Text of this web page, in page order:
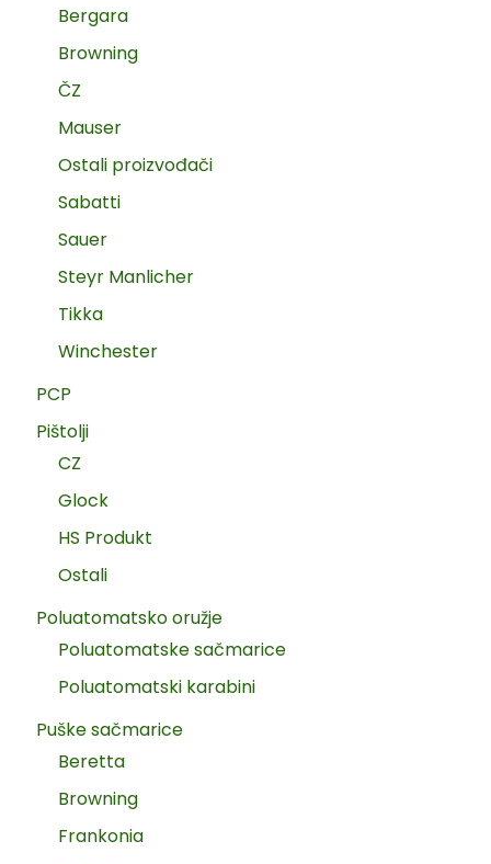
Bergara
Browning
ČZ
Mauser
Ostali proizvođači
Sabatti
Sauer
Steyr Manlicher
Tikka
Winchester
PCP
Pištolji
CZ
Glock
HS Produkt
Ostali
Poluatomatsko oružje
Poluatomatske sačmarice
Poluatomatski karabini
Puške sačmarice
Beretta
Browning
Frankonia